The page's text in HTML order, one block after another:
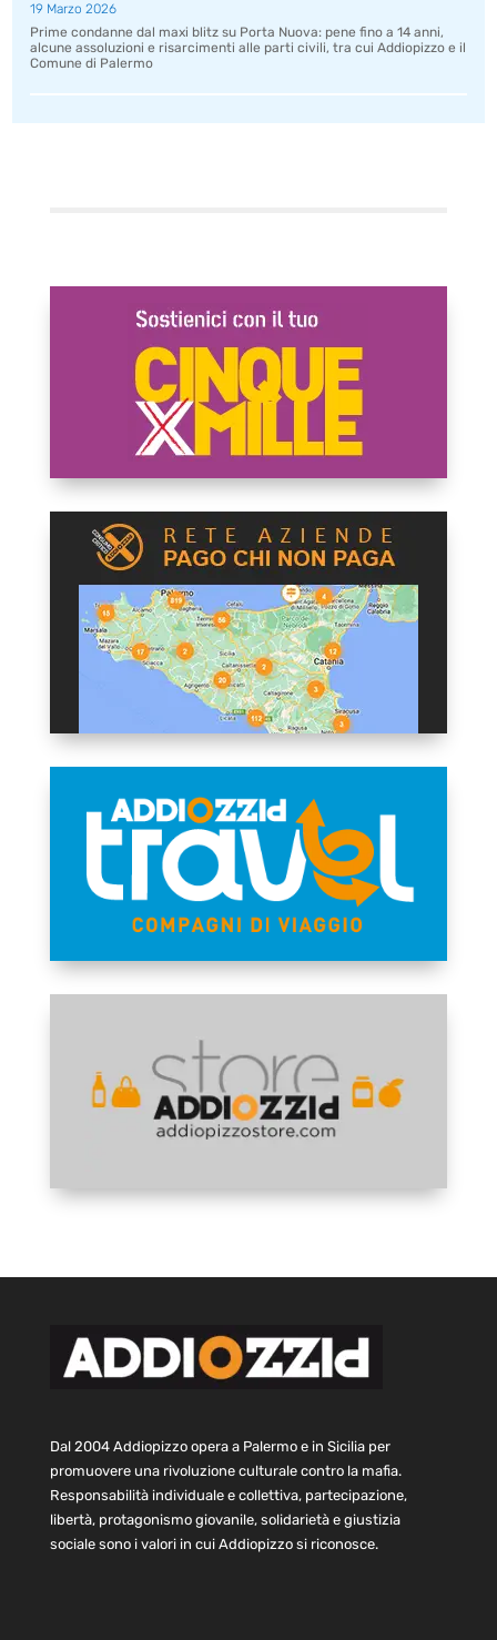
19 Marzo 2026
Prime condanne dal maxi blitz su Porta Nuova: pene fino a 14 anni,
alcune assoluzioni e risarcimenti alle parti civili, tra cui Addiopizzo e il
Comune di Palermo
Dal 2004 Addiopizzo opera a Palermo e in Sicilia per
promuovere una rivoluzione culturale contro la mafia.
Responsabilità individuale e collettiva, partecipazione,
libertà, protagonismo giovanile, solidarietà e giustizia
sociale sono i valori in cui Addiopizzo si riconosce.